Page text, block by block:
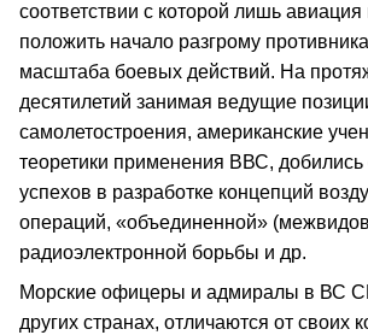
соответствии с которой лишь авиация
положить начало разгрому
масштаба боевых действий. На
десятилетий занимая ведущие
самолетостроения, американские
теоретики применения ВВС,
успехов в разработке концепций
операций, «объединенной»
радиоэлектронной борьбы и др.
Морские офицеры и адмиралы в ВС
других странах, отличаются от своих